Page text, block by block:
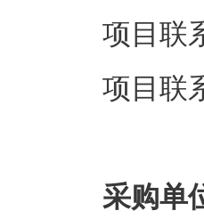
项目联
项目联
采购单